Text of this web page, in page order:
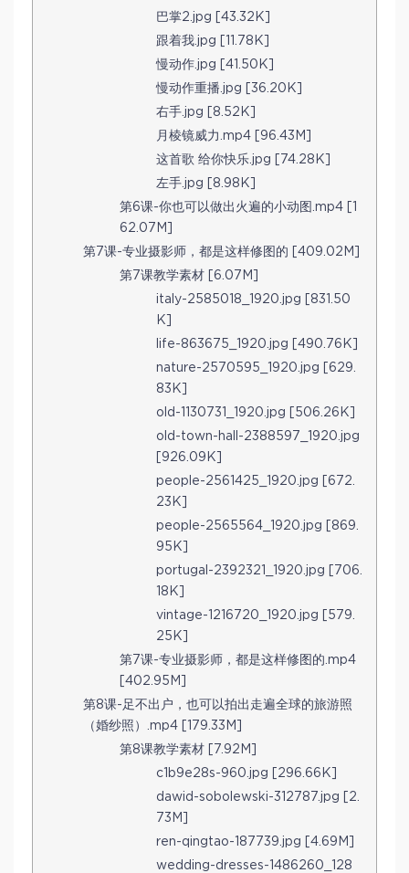
巴掌2.jpg [43.32K]
跟着我.jpg [11.78K]
慢动作.jpg [41.50K]
慢动作重播.jpg [36.20K]
右手.jpg [8.52K]
月棱镜威力.mp4 [96.43M]
这首歌 给你快乐.jpg [74.28K]
左手.jpg [8.98K]
第6课-你也可以做出火遍的小动图.mp4 [1
62.07M]
第7课-专业摄影师，都是这样修图的 [409.02M]
第7课教学素材 [6.07M]
italy-2585018_1920.jpg [831.50
K]
life-863675_1920.jpg [490.76K]
nature-2570595_1920.jpg [629.
83K]
old-1130731_1920.jpg [506.26K]
old-town-hall-2388597_1920.jpg
[926.09K]
people-2561425_1920.jpg [672.
23K]
people-2565564_1920.jpg [869.
95K]
portugal-2392321_1920.jpg [706.
18K]
vintage-1216720_1920.jpg [579.
25K]
第7课-专业摄影师，都是这样修图的.mp4
[402.95M]
第8课-足不出户，也可以拍出走遍全球的旅游照
（婚纱照）.mp4 [179.33M]
第8课教学素材 [7.92M]
c1b9e28s-960.jpg [296.66K]
dawid-sobolewski-312787.jpg [2.
73M]
ren-qingtao-187739.jpg [4.69M]
wedding-dresses-1486260_128